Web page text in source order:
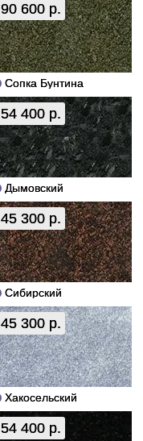
90 600 р.
Сопка Бунтина
54 400 р.
Дымовский
45 300 р.
Сибирский
45 300 р.
Хакосельский
54 400 р.